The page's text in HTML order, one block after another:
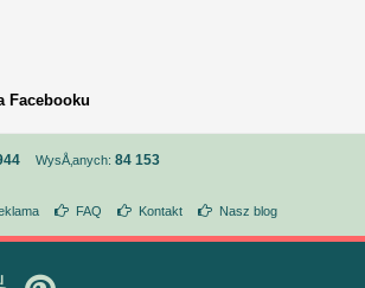
Facebooku
WysÅ‚anych: 84 153
FAQ Kontakt Nasz blog